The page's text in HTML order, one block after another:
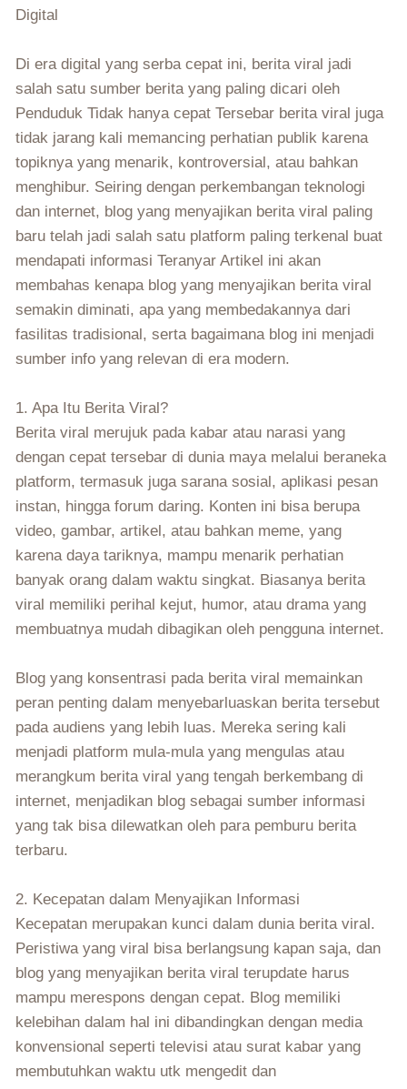
Digital
Di era digital yang serba cepat ini, berita viral jadi
salah satu sumber berita yang paling dicari oleh
Penduduk Tidak hanya cepat Tersebar berita viral juga
tidak jarang kali memancing perhatian publik karena
topiknya yang menarik, kontroversial, atau bahkan
menghibur. Seiring dengan perkembangan teknologi
dan internet, blog yang menyajikan berita viral paling
baru telah jadi salah satu platform paling terkenal buat
mendapati informasi Teranyar Artikel ini akan
membahas kenapa blog yang menyajikan berita viral
semakin diminati, apa yang membedakannya dari
fasilitas tradisional, serta bagaimana blog ini menjadi
sumber info yang relevan di era modern.
1. Apa Itu Berita Viral?
Berita viral merujuk pada kabar atau narasi yang
dengan cepat tersebar di dunia maya melalui beraneka
platform, termasuk juga sarana sosial, aplikasi pesan
instan, hingga forum daring. Konten ini bisa berupa
video, gambar, artikel, atau bahkan meme, yang
karena daya tariknya, mampu menarik perhatian
banyak orang dalam waktu singkat. Biasanya berita
viral memiliki perihal kejut, humor, atau drama yang
membuatnya mudah dibagikan oleh pengguna internet.
Blog yang konsentrasi pada berita viral memainkan
peran penting dalam menyebarluaskan berita tersebut
pada audiens yang lebih luas. Mereka sering kali
menjadi platform mula-mula yang mengulas atau
merangkum berita viral yang tengah berkembang di
internet, menjadikan blog sebagai sumber informasi
yang tak bisa dilewatkan oleh para pemburu berita
terbaru.
2. Kecepatan dalam Menyajikan Informasi
Kecepatan merupakan kunci dalam dunia berita viral.
Peristiwa yang viral bisa berlangsung kapan saja, dan
blog yang menyajikan berita viral terupdate harus
mampu merespons dengan cepat. Blog memiliki
kelebihan dalam hal ini dibandingkan dengan media
konvensional seperti televisi atau surat kabar yang
membutuhkan waktu utk mengedit dan